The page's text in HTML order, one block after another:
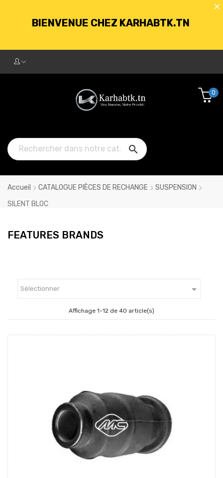
BIENVENUE CHEZ KARHABTK.TN
250DT D'ACHATS

0
Accueil CATALOGUE PIÈCES DE RECHANGE
SUSPENSION
SILENT BLOC
FEATURES BRANDS
Sélectionner 
Affichage 1-12 de 40 article(s)